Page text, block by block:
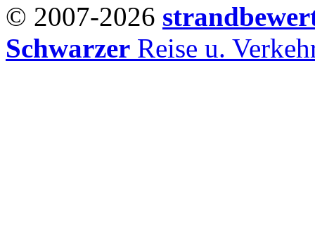
© 2007-2026
Schwarzer Reise u.